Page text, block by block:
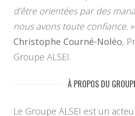
d’être orientées par des
nous avons toute confiance.
Christophe Courné-Noléo,
Groupe ALSEI.
À PROPOS DU
Le Groupe ALSEI est un